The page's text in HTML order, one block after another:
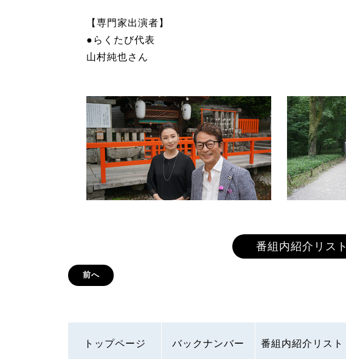
【専門家出演者】
●らくたび代表
山村純也さん
番組内紹介リスト
前へ
トップページ バックナンバー 番組内紹介リスト